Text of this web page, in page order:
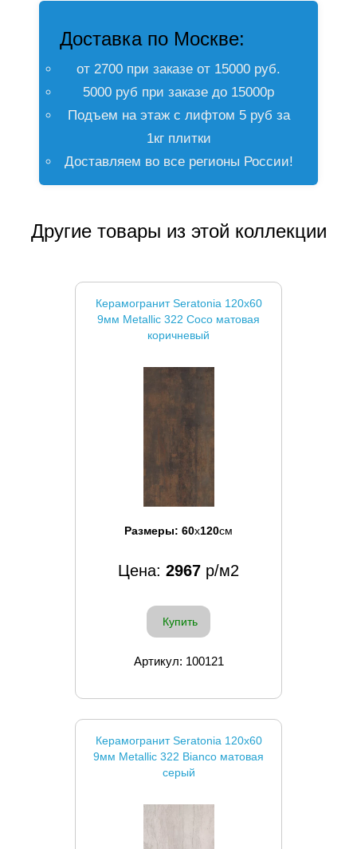
Доставка по Москве:
от 2700 при заказе от 15000 руб.
5000 руб при заказе до 15000р
Подъем на этаж с лифтом 5 руб за
1кг плитки
Доставляем во все регионы России!
Другие товары из этой коллекции
Керамогранит Seratonia 120x60
9мм Metallic 322 Coco матовая
коричневый
Размеры: 60x120см
Цена: 2967 р/м2
Купить
Артикул: 100121
Керамогранит Seratonia 120x60
9мм Metallic 322 Bianco матовая
серый